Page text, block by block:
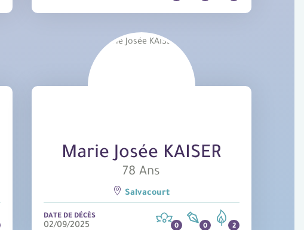
Marie Josée KAISER
78 Ans
Salvacourt
DATE DE DÉCÈS
02/09/2025